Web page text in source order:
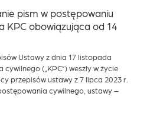
pism w postępowaniu
KPC obowiązująca od 14
Ustawy z dnia 17 listopada
(„KPC”) weszły w życie
przepisów ustawy z 7 lipca 2023 r.
cywilnego, ustawy –